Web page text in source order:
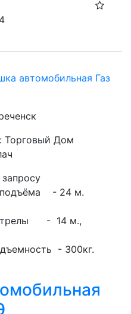
автомобильная Газ
Торговый Дом
- 24 м.
-  14 м.,
- 300кг.